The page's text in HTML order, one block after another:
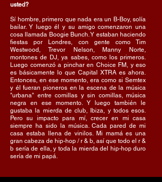
usted?
Sí hombre, primero que nada era un B-Boy, solía
bailar. Y luego él y su amigo comenzaron una
cosa llamada Boogie Bunch. Y estaban haciendo
fiestas por Londres, con gente como Tim
Westwood, Trevor Nelson, Manny Norte,
montones de DJ, ya sabes, como los primeros.
Luego comenzó a pinchar en Choice FM, y eso
es básicamente lo que Capital XTRA es ahora.
Entonces, en ese momento, era como si Semtex
y él fueran pioneros en la escena de la música
"urbana" entre comillas y sin comillas, música
negra en ese momento. Y luego también le
gustaba la mierda de club, Ibiza, y todos esos.
Pero su impacto para mí, crecer en mi casa
siempre ha sido la música. Cada pared de mi
casa estaba llena de vinilos. Mi mamá es una
gran cabeza de hip-hop / r & b, así que todo el r &
b sería de ella, y toda la mierda del hip-hop duro
sería de mi papá.